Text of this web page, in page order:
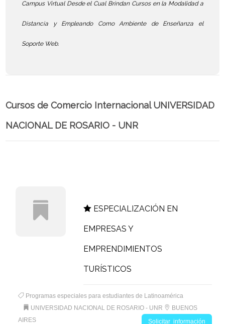
Campus Virtual Desde el Cual Brindan Cursos en la Modalidad a
Distancia y Empleando Como Ambiente de Enseñanza el
Soporte Web.
Cursos de Comercio Internacional UNIVERSIDAD
NACIONAL DE ROSARIO - UNR
ESPECIALIZACIÓN EN
EMPRESAS Y
EMPRENDIMIENTOS
TURÍSTICOS
Programas especiales para estudiantes de Latinoamérica
UNIVERSIDAD NACIONAL DE ROSARIO - UNR
BUENOS
AIRES
Solicitar información